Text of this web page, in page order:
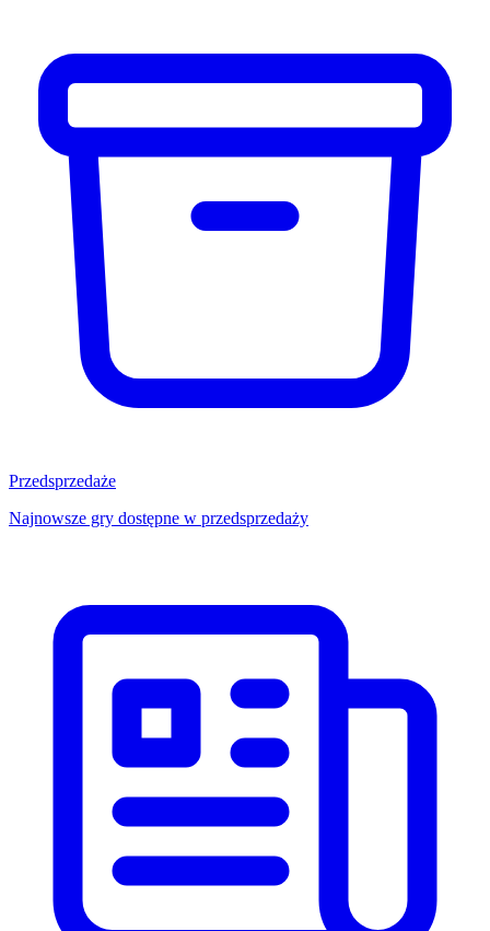
Przedsprzedaże
Najnowsze gry dostępne w przedsprzedaży